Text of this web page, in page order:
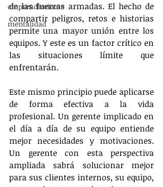
emprendimiento
mentalidad
de las fuerzas armadas. El hecho de
compartir peligros, retos e historias
permite una mayor unión entre los
equipos. Y este es un factor crítico en
las situaciones límite que
enfrentarán.
Este mismo principio puede aplicarse
de forma efectiva a la vida
profesional. Un gerente implicado en
el día a día de su equipo entiende
mejor necesidades y motivaciones.
Un gerente con esta perspectiva
ampliada sabrá solucionar mejor
para sus clientes internos, su equipo,